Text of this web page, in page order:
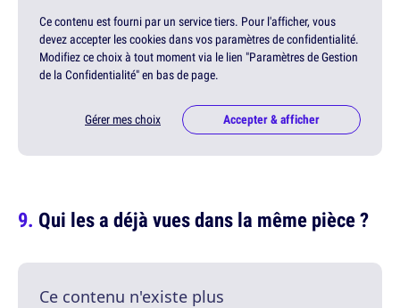
Ce contenu est fourni par un service tiers. Pour l'afficher, vous
devez accepter les cookies dans vos paramètres de confidentialité.
Modifiez ce choix à tout moment via le lien "Paramètres de Gestion
de la Confidentialité" en bas de page.
Gérer mes choix Accepter & afficher
Qui les a déjà vues dans la même pièce ?
Ce contenu n'existe plus